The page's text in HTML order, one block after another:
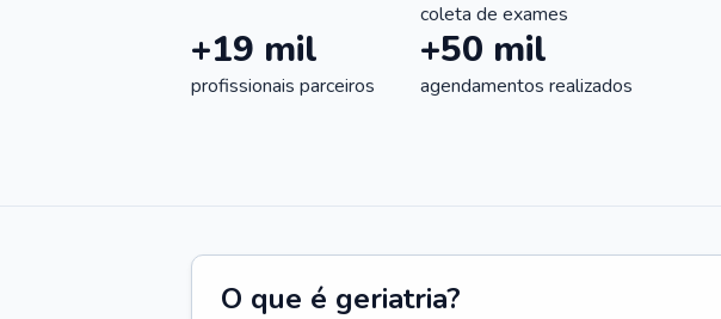
coleta de exames
+19 mil
profissionais parceiros
+50 mil
agendamentos realizados
O que é geriatria?